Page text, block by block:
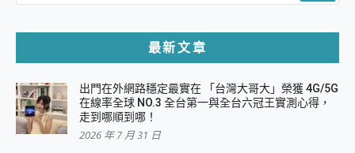
最新文章
出門在外網路穩定最實在 「台灣大哥大」榮獲 4G/5G
在線率全球 NO.3 全台第一與全台六冠王實測心得，
走到哪順到哪！
2026 年 7 月 31 日